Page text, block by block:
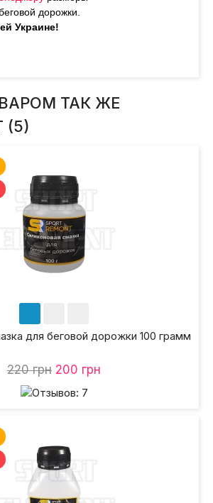
дорожки.
Украине!
ТАК ЖЕ
(5)
для беговой дорожки 100 грамм
220 грн 200 грн